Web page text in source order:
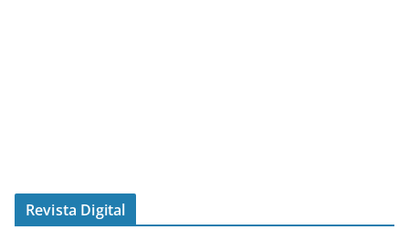
Revista Digital